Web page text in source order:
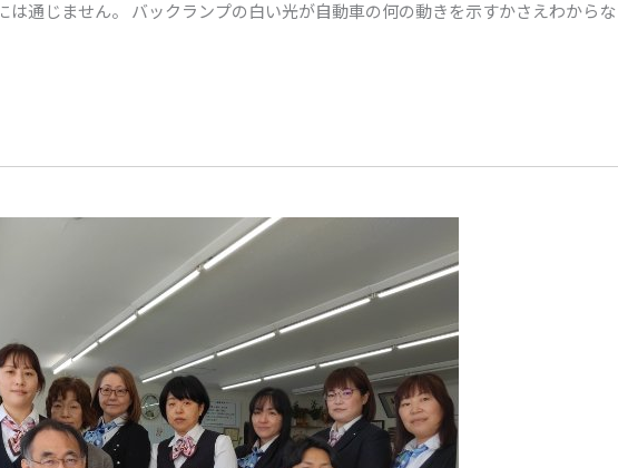
は通じません。 バックランプの白い光が自動車の何の動きを示すかさえわからな